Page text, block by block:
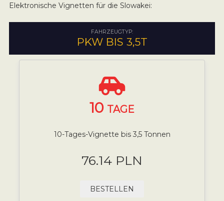
Elektronische Vignetten für die Slowakei:
FAHRZEUGTYP:
PKW BIS 3,5T
10 TAGE
10-Tages-Vignette bis 3,5 Tonnen
76.14 PLN
BESTELLEN